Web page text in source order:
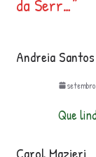
da Serr…”
Andreia
Que
Carol Mazieri